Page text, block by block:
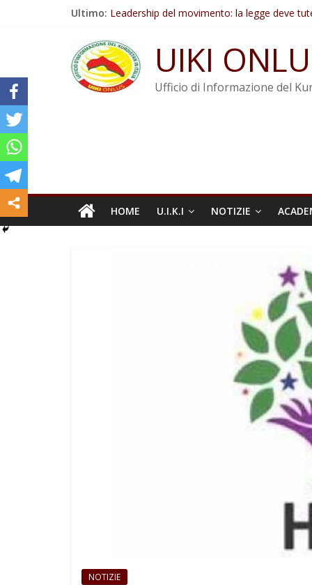
Ultimo: Leadership del movimento: la legge deve
Non tenere conto della situazione di Rêber
Il KNK chiede un’azione internazionale
Abdullah Öcalan: Le legge negativa deve
UIKI
Ufficio di Informazione del
HOME U.I.K.I NOTIZIE
NOTIZIE